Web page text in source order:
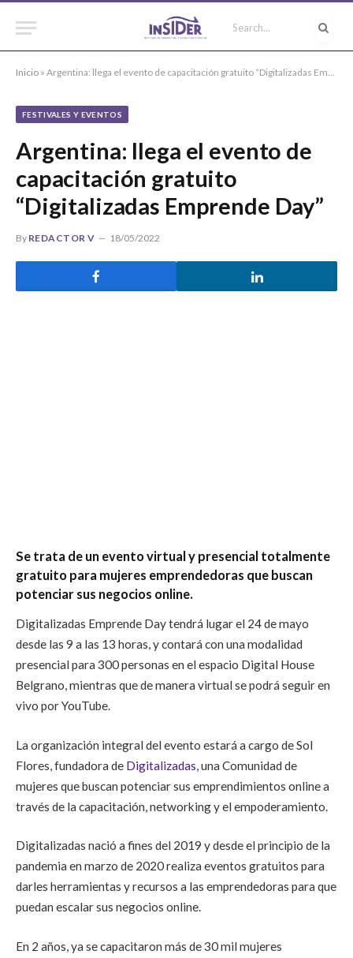
Inicio » Argentina: llega el evento de capacitación gratuito “Digitalizadas Emprende Day”
FESTIVALES Y EVENTOS
Argentina: llega el evento de
capacitación gratuito
“Digitalizadas Emprende Day”
By REDACTOR V 18/05/2022
Se trata de un evento virtual y presencial totalmente
gratuito para mujeres emprendedoras que buscan
potenciar sus negocios online.
Digitalizadas Emprende Day tendrá lugar el 24 de mayo
desde las 9 a las 13 horas, y contará con una modalidad
presencial para 300 personas en el espacio Digital House
Belgrano, mientras que de manera virtual se podrá seguir en
vivo por YouTube.
La organización integral del evento estará a cargo de Sol
Flores, fundadora de Digitalizadas , una Comunidad de
mujeres que buscan potenciar sus emprendimientos online a
través de la capacitación, networking y el empoderamiento.
Digitalizadas nació a fines del 2019 y desde el principio de la
pandemia en marzo de 2020 realiza eventos gratuitos para
darles herramientas y recursos a las emprendedoras para que
puedan escalar sus negocios online.
En 2 años, ya se capacitaron más de 30 mil mujeres